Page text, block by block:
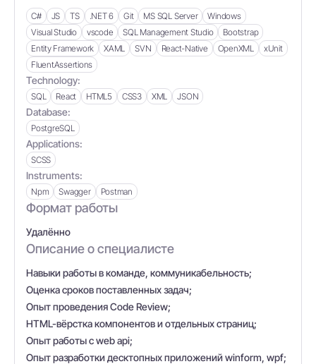
C# JS TS .NET 6 Git MS SQL Server
Windows
Visual Studio
vscode SQL Management Studio
Bootstrap
Entity Framework
XAML SVN React-Native OpenXML
xUnit
FluentAssertions
Technology:
SQL React HTML5 CSS3 XML JSON
Database:
PostgreSQL
Applications:
SCSS
Instruments:
Npm Swagger Postman
Формат работы
Удалённо
Описание о специалисте
Навыки работы в команде, коммуникабельность;
Оценка сроков поставленных задач;
Опыт проведения Code Review;
HTML-вёрстка компонентов и отдельных страниц;
Опыт работы с web api;
Опыт разработки десктопных приложений winform, wpf;